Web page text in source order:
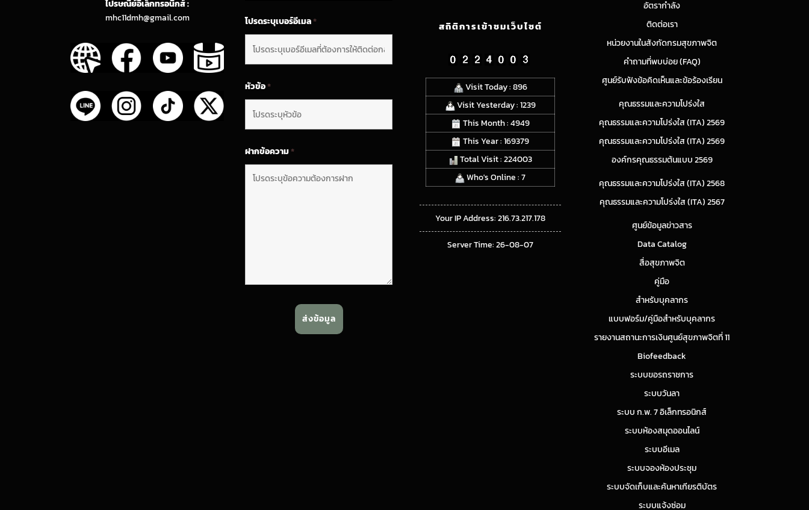
ไปรษณีย์อิเล็กทรอนิกส์ :
mhc11dmh@gmail.com
โปรดระบุเบอร์อีเมล*
หัวข้อ*
ฝากข้อความ*
สถิติการเข้าชมเว็บไซต์
Visit Today : 896
Visit Yesterday : 1239
This Month : 4949
This Year : 169379
Total Visit : 224003
Who's Online : 7
Your IP Address: 216.73.217.178
Server Time: 26-08-07
อัตรากำลัง
ติดต่อเรา
หน่วยงานในสังกัดกรมสุขภาพจิต
คำถามที่พบบ่อย (FAQ)
ศูนย์รับฟังข้อคิดเห็นและข้อร้องเรียน
คุณธรรมและความโปร่งใส
คุณธรรมและความโปร่งใส (ITA) 2569
คุณธรรมและความโปร่งใส (ITA) 2569
องค์กรคุณธรรมต้นแบบ 2569
คุณธรรมและความโปร่งใส (ITA) 2568
คุณธรรมและความโปร่งใส (ITA) 2567
ศูนย์ข้อมูลข่าวสาร
Data Catalog
สื่อสุขภาพจิต
คู่มือ
สำหรับบุคลากร
แบบฟอร์ม/คู่มือสำหรับบุคลากร
รายงานสถานะการเงินศูนย์สุขภาพจิตที่ 11
Biofeedback
ระบบขอรถราชการ
ระบบวันลา
ระบบ ก.พ. 7 อิเล็กทรอนิกส์
ระบบห้องสมุดออนไลน์
ระบบอีเมล
ระบบจองห้องประชุม
ระบบจัดเก็บและค้นหาเกียรติบัตร
ระบบแจ้งซ่อม